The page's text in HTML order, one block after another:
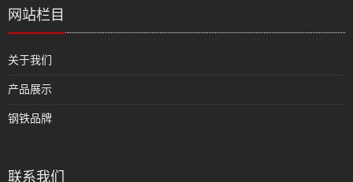
网站栏目
关于我们
产品展示
钢铁品牌
联系我们